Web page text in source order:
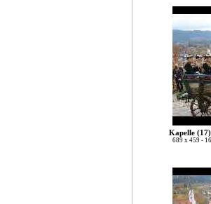
Kapelle
689 x 459 -